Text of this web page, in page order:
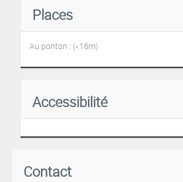
Places
Au ponton : (<16m)
Accessibilité
Contact